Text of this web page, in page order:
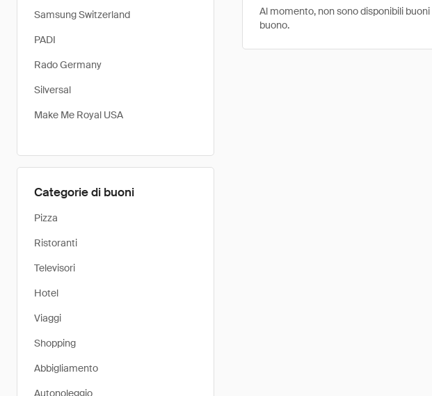
Samsung Switzerland
PADI
Rado Germany
Silversal
Make Me Royal USA
Categorie di buoni
Pizza
Ristoranti
Televisori
Hotel
Viaggi
Shopping
Abbigliamento
Autonoleggio
Al momento, non sono disponibili
buono.